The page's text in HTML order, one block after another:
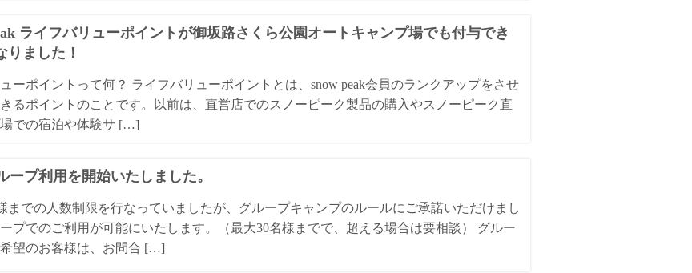
ライフバリューポイントが御坂路さくら公園オートキャンプ場でも付与でき
りました！
ーポイントって何？ ライフバリューポイントとは、snow peak会員のランクアップをさせ
るポイントのことです。以前は、直営店でのスノーピーク製品の購入やスノーピーク直
での宿泊や体験サ […]
ープ利用を開始いたしました。
までの人数制限を行なっていましたが、グループキャンプのルールにご承諾いただけまし
プでのご利用が可能にいたします。（最大30名様までで、超える場合は要相談） グルー
望のお客様は、お問合 […]